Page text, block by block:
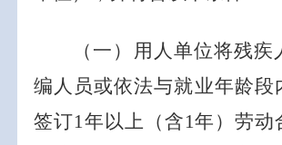
（ 一 ）用人单位将残疾
编人员或依法与就业年龄段
签订1年以上（含1年）劳动